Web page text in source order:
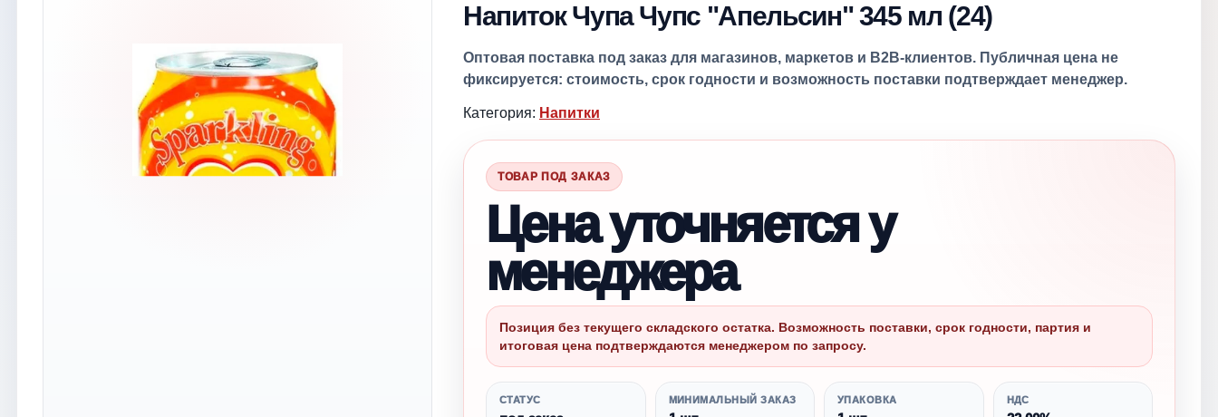
Напиток Чупа Чупс "Апельсин" 345 мл (24)
Оптовая поставка под заказ для магазинов, маркетов и B2B-клиентов. Публичная цена не
фиксируется: стоимость, срок годности и возможность поставки подтверждает менеджер.
Категория: Напитки
ТОВАР ПОД ЗАКАЗ
Цена уточняется у
менеджера
Позиция без текущего складского остатка. Возможность поставки, срок годности, партия и
итоговая цена подтверждаются менеджером по запросу.
СТАТУС МИНИМАЛЬНЫЙ ЗАКАЗ УПАКОВКА НДС